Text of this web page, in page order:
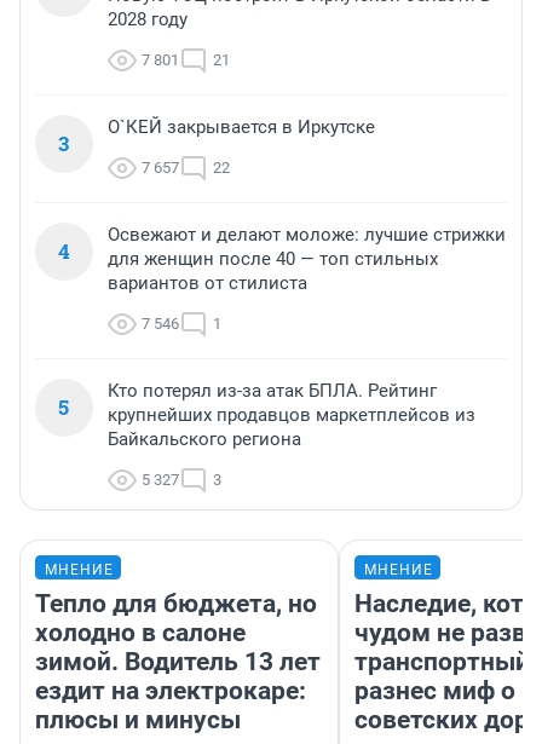
2028 году
7 801 21
3
О`КЕЙ закрывается в Иркутске
7 657 22
4
Освежают и делают моложе: лучшие стрижки
для женщин после 40 — топ стильных
вариантов от стилиста
7 546 1
5
Кто потерял из-за атак БПЛА. Рейтинг
крупнейших продавцов маркетплейсов из
Байкальского региона
5 327 3
МНЕНИЕ
Тепло для бюджета, но
холодно в салоне
зимой. Водитель 13 лет
ездит на электрокаре:
плюсы и минусы
МНЕНИЕ
Наследие,
чудом не
транспортный
разнес миф о
советских